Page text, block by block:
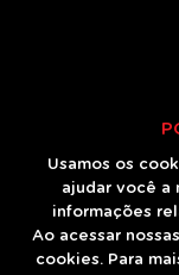
Usamos os
ajudar você a
informações
Ao acessar
cookies. Para